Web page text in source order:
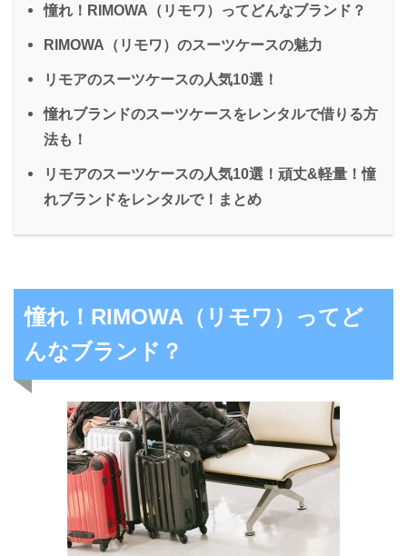
憧れ！RIMOWA（リモワ）ってどんなブランド？
RIMOWA（リモワ）のスーツケースの魅力
リモアのスーツケースの人気10選！
憧れブランドのスーツケースをレンタルで借りる方
法も！
リモアのスーツケースの人気10選！頑丈&軽量！憧
れブランドをレンタルで！まとめ
憧れ！RIMOWA（リモワ）ってど
んなブランド？